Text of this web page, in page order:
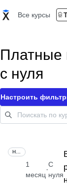
Все курсы
Платные
с нуля
Настроить
1
месяц
·
С
нуля